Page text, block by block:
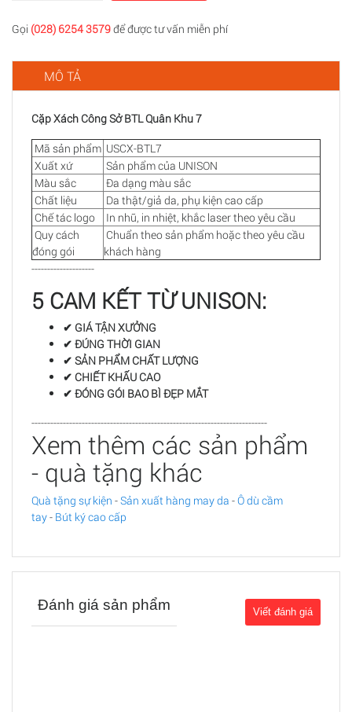
Gọi (028) 6254 3579để được tư vấn miễn phí
MÔ TẢ
Cặp Xách Công Sở BTL Quân Khu 7
Mã sản phẩm USCX-BTL7
Xuất xứ
Sản phẩm của UNISON
Màu sắc
Đa dạng màu sắc
Chất liệu
Da thật/giả da, phụ kiện cao cấp
Chế tác logo
In nhũ, in nhiệt, khắc laser theo yêu cầu
Quy cách
đóng gói
Chuẩn theo sản phẩm hoặc theo yêu cầu
khách hàng
--------------------
5 CAM KẾT TỪ UNISON:
✔ GIÁ TẬN XƯỞNG
✔ ĐÚNG THỜI GIAN
✔ SẢN PHẨM CHẤT LƯỢNG
✔ CHIẾT KHẤU CAO
✔ ĐÓNG GÓI BAO BÌ ĐẸP MẮT
---------------------------------------------------------------------------
Xem thêm các sản phẩm
- quà tặng khác
Quà tặng sự kiện -Sản xuất hàng may da -Ô dù cầm
tay- Bút ký cao cấp
Đánh giá sản phẩm